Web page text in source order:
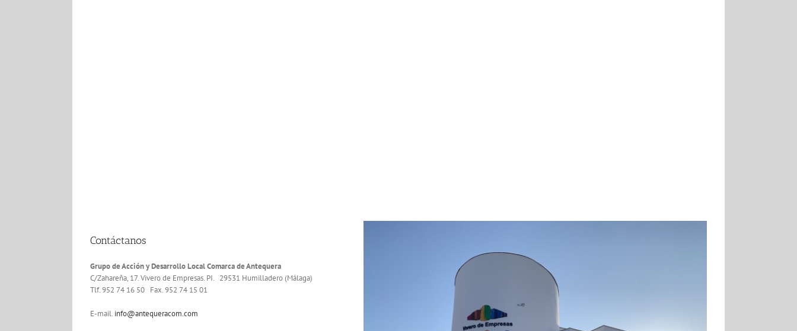
Contáctanos
Grupo de Acción y Desarrollo Local Comarca de Antequera
C/Zahareña, 17. Vivero de Empresas. PI. 29531 Humilladero (Málaga)
Tlf. 952 74 16 50 Fax. 952 74 15 01
E-mail. info@antequeracom.com